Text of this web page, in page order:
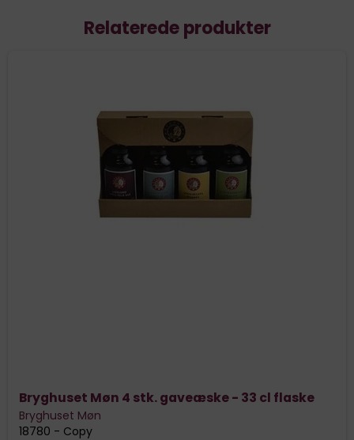
Relaterede produkter
Bryghuset Møn 4 stk. gaveæske - 33 cl flaske
Bryghuset Møn
18780 - Copy